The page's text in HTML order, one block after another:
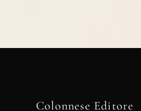
Colonnese Editore